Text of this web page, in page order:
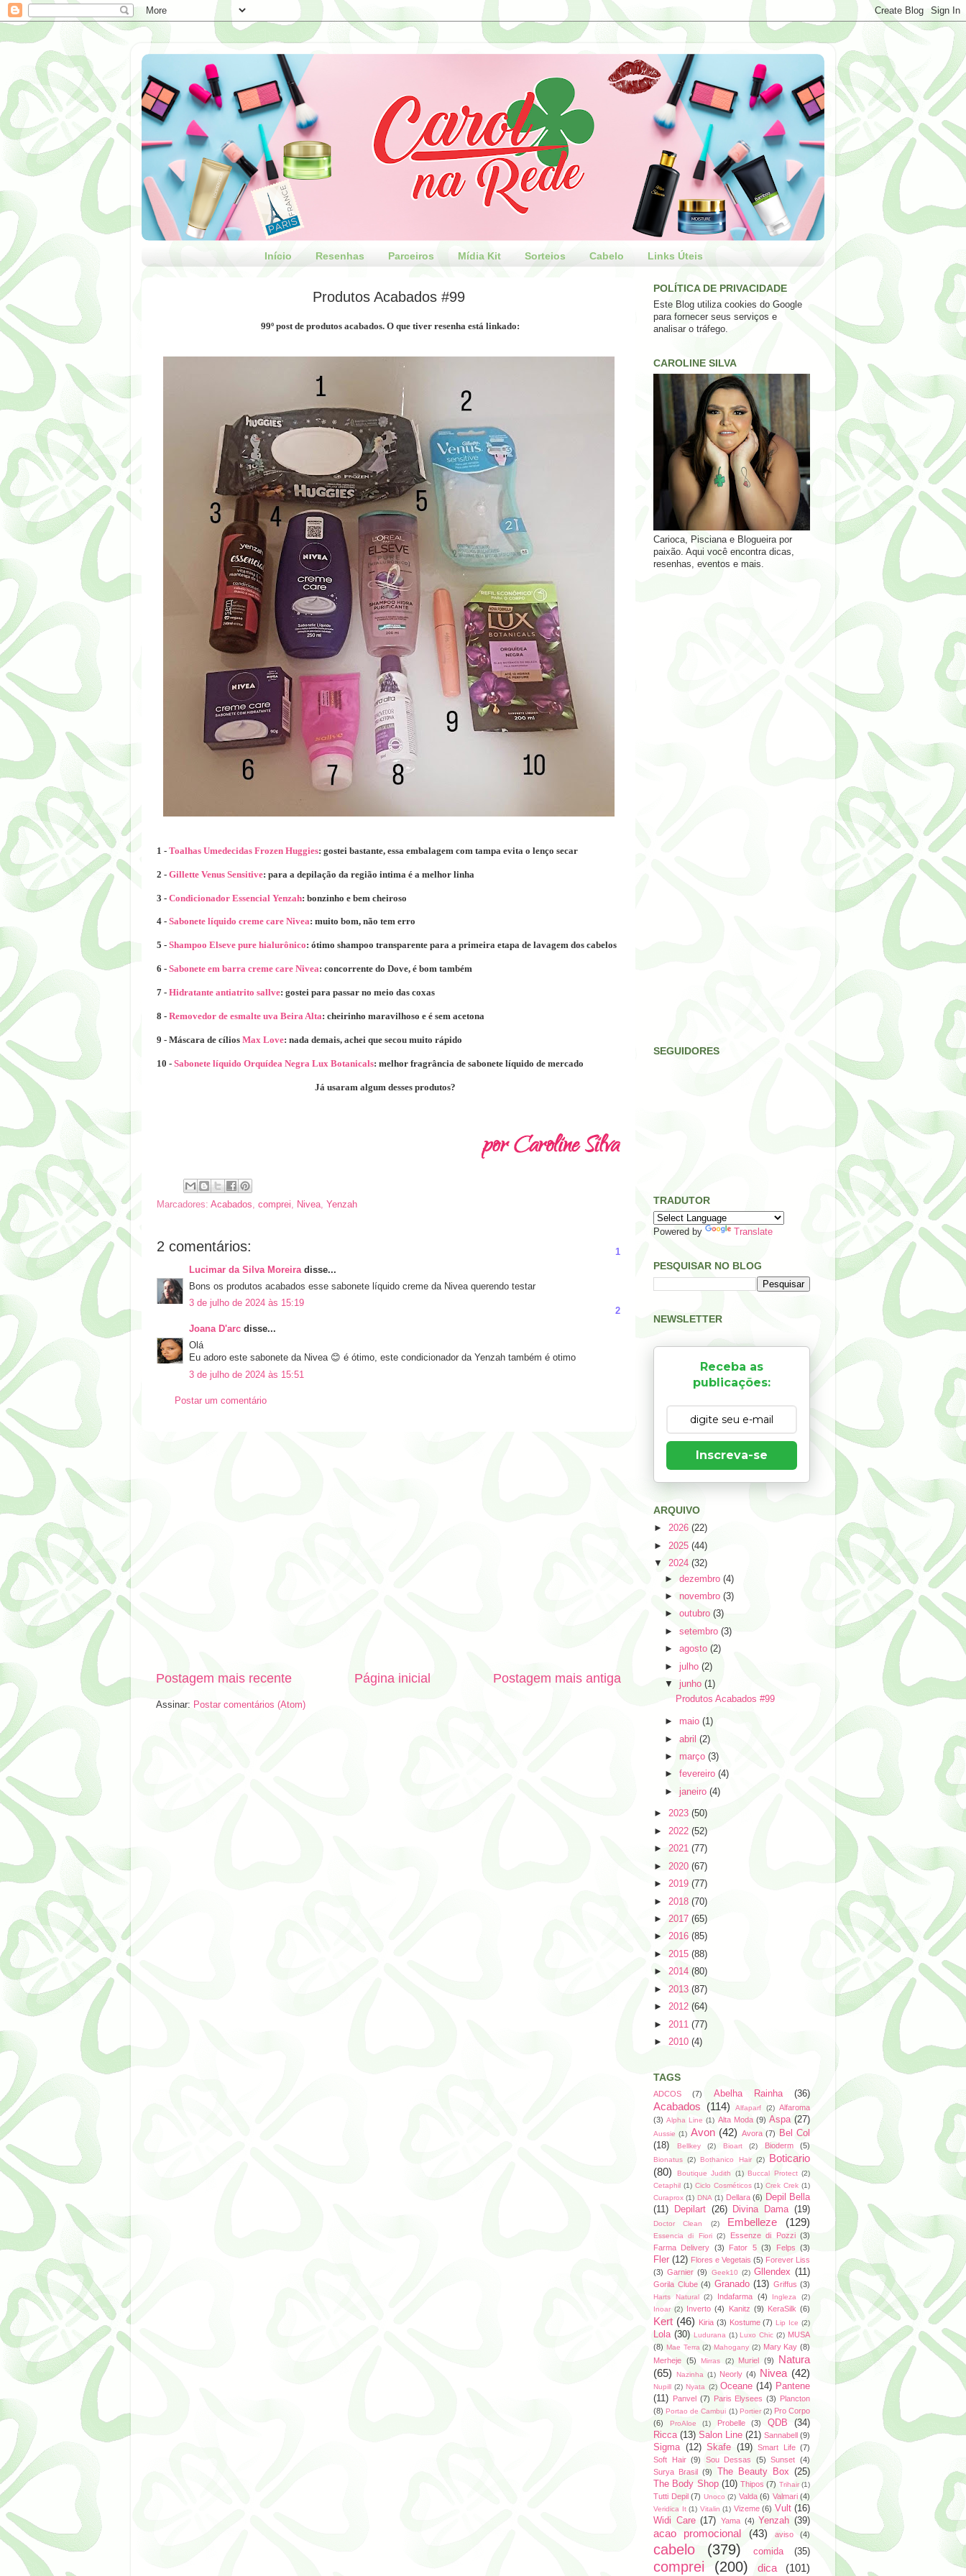
Início Resenhas Parceiros Mídia Kit Sorteios Cabelo Links Úteis
Produtos Acabados #99
99º post de produtos acabados. O que tiver resenha está linkado:
1 - Toalhas Umedecidas Frozen Huggies: gostei bastante, essa embalagem com tampa evita o lenço secar
2 - Gillette Venus Sensitive: para a depilação da região intima é a melhor linha
3 - Condicionador Essencial Yenzah: bonzinho e bem cheiroso
4 - Sabonete líquido creme care Nivea: muito bom, não tem erro
5 - Shampoo Elseve pure hialurônico: ótimo shampoo transparente para a primeira etapa de lavagem dos cabelos
6 - Sabonete em barra creme care Nivea: concorrente do Dove, é bom também
7 - Hidratante antiatrito sallve: gostei para passar no meio das coxas
8 - Removedor de esmalte uva Beira Alta: cheirinho maravilhoso e é sem acetona
9 - Máscara de cílios Max Love: nada demais, achei que secou muito rápido
10 - Sabonete líquido Orquídea Negra Lux Botanicals: melhor fragrância de sabonete líquido de mercado
Já usaram algum desses produtos?
Marcadores: Acabados, comprei, Nivea, Yenzah
2 comentários:
Lucimar da Silva Moreira disse...
1
Bons os produtos acabados esse sabonete líquido creme da Nivea querendo testar
3 de julho de 2024 às 15:19
Joana D'arc disse...
2
Olá
Eu adoro este sabonete da Nivea 😊 é ótimo, este condicionador da Yenzah também é otimo
3 de julho de 2024 às 15:51
Postar um comentário
Postagem mais recente Postagem mais antiga
Página inicial
Assinar: Postar comentários (Atom)
POLÍTICA DE PRIVACIDADE
Este Blog utiliza cookies do Google
para fornecer seus serviços e
analisar o tráfego.
CAROLINE SILVA
Carioca, Pisciana e Blogueira por
paixão. Aqui você encontra dicas,
resenhas, eventos e mais.
SEGUIDORES
TRADUTOR
Powered by Translate
PESQUISAR NO BLOG
NEWSLETTER
Receba as
publicações:
Inscreva-se
ARQUIVO
► 2026 (22)
► 2025 (44)
▼ 2024 (32)
►dezembro(4)
► novembro(3)
►outubro(3)
►setembro(3)
►agosto(2)
► julho(2)
▼ junho(1)
Produtos Acabados #99
► maio(1)
►abril(2)
► março(3)
►fevereiro(4)
► janeiro(4)
► 2023 (50)
► 2022 (52)
► 2021 (77)
► 2020 (67)
► 2019 (77)
► 2018 (70)
► 2017 (65)
► 2016 (85)
► 2015 (88)
► 2014 (80)
► 2013 (87)
► 2012 (64)
► 2011 (77)
► 2010 (4)
TAGS
ADCOS (7) Abelha Rainha (36)
Acabados (114) Alfaparf (2) Alfaroma
(3) Alpha Line (1) Alta Moda (9) Aspa (27)
Aussie (1) Avon (42) Avora (7)
Bel Col
(18)
Bellkey (2) Bioart (2) Bioderm (5)
Bionatus (2) Bothanico Hair (2)
Boticario
(80)
Boutique Judith (1) Buccal Protect (2)
Cetaphil (1) Ciclo Cosméticos (1) Crek Crek (1)
Curaprox (1) DNA (1) Dellara (6) Depil Bella
(11)
Depilart (26) Divina Dama (19)
Doctor Clean (2) Embelleze (129)
Essencia di Fiori (2) Essenze di Pozzi (3)
Farma Delivery (3) Fator 5 (3) Felps (3)
Fler (12) Flores e Vegetais (5) Forever Liss
(3) Garnier (9) Geek10 (2) Gllendex (11)
Gorila Clube (4) Granado (13) Griffus (3)
Harts Natural (2) Indafarma (4) Ingleza
(2)
Inoar (2) Inverto (4) Kanitz (9) KeraSilk (6)
Kert (46) Kiria (3) Kostume (7) Lip Ice (2)
Lola (30) Ludurana (1) Luxo Chic (2) MUSA
(8) Mae Terra (2) Mahogany (2) Mary Kay (8)
Merheje (5) Mirras (2) Muriel (9)
Natura
(65)
Nazinha (1) Neorly (4) Nivea (42)
Nupill (2) Nyata (2) Oceane (14) Pantene
(11) Panvel (7) Paris Elysees (3) Plancton
(8) Portao de Cambui (1) Portier (2) Pro Corpo
(6)
ProAloe (1) Probelle (3) QDB
(34)
Ricca (13) Salon Line (21) Sannabell (9)
Sigma (12) Skafe (19) Smart Life (7)
Soft Hair (9) Sou Dessas (5) Sunset (4)
Surya Brasil (9) The Beauty Box (25)
The Body Shop (10) Thipos (7) Trihair (1)
Tutti Depil (7) Unoco (2) Valda (6) Valmari (4)
Veridica It (1) Vitalin (1) Vizeme (6) Vult (16)
Widi Care (17) Yama (4) Yenzah (39)
acao promocional (43) aviso (4)
cabelo (379) comida (35)
comprei (200) dica
(101)